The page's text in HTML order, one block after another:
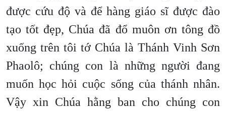
được cứu độ và để hàng giáo sĩ được đào
tạo tốt đẹp, Chúa đã đổ muôn ơn tông đồ
xuống trên tôi tớ Chúa là Thánh Vinh Sơn
Phaolô; chúng con là những người đang
muốn học hỏi cuộc sống của thánh nhân.
Vậy xin Chúa hằng ban cho chúng con